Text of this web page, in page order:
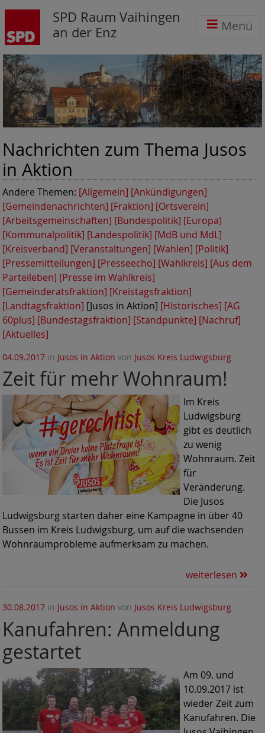
SPD Raum Vaihingen
an der Enz
Menü
Nachrichten zum Thema Jusos
in Aktion
Andere Themen: [Allgemein] [Ankündigungen]
[Gemeindenachrichten] [Fraktion] [Ortsverein]
[Arbeitsgemeinschaften] [Bundespolitik] [Europa]
[Kommunalpolitik] [Landespolitik] [MdB und MdL]
[Kreisverband] [Veranstaltungen] [Wahlen] [Politik]
[Pressemitteilungen] [Presseecho] [Wahlkreis] [Aus dem
Parteileben] [Presse im Wahlkreis]
[Gemeinderatsfraktion] [Kreistagsfraktion]
[Landtagsfraktion] [Jusos in Aktion] [Historisches] [AG
60plus] [Bundestagsfraktion] [Standpunkte] [Nachruf]
[Aktuelles]
04.09.2017 in Jusos in Aktion von Jusos Kreis Ludwigsburg
Zeit für mehr Wohnraum!
Im Kreis
Ludwigsburg
gibt es deutlich
zu wenig
Wohnraum. Zeit
für
Veränderung.
Die Jusos
Ludwigsburg starten daher eine Kampagne in über 40
Bussen im Kreis Ludwigsburg, um auf die wachsenden
Wohnraumprobleme aufmerksam zu machen.
weiterlesen
30.08.2017 in Jusos in Aktion von Jusos Kreis Ludwigsburg
Kanufahren: Anmeldung
gestartet
Am 09. und
10.09.2017 ist
wieder Zeit zum
Kanufahren. Die